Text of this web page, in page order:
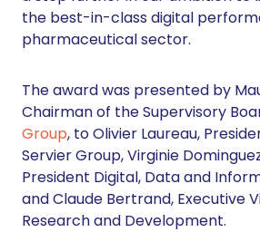
the best-in-class digital
pharmaceutical sector.
The award was presented by
Chairman of the Supervisory
Group, to Olivier Laureau,
Servier Group, Virginie
President Digital, Data and
and Claude Bertrand, Executive
Research and Development.